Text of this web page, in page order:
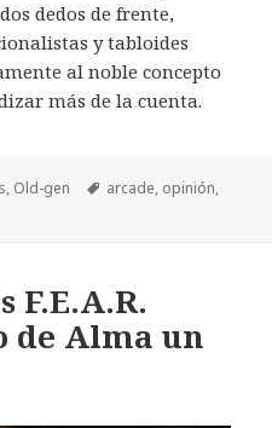
dedos de frente,
y tabloides
al noble concepto
más de la cuenta.
, Old-gen Etiquetas
arcade, opinión,
F.E.A.R.
de Alma un